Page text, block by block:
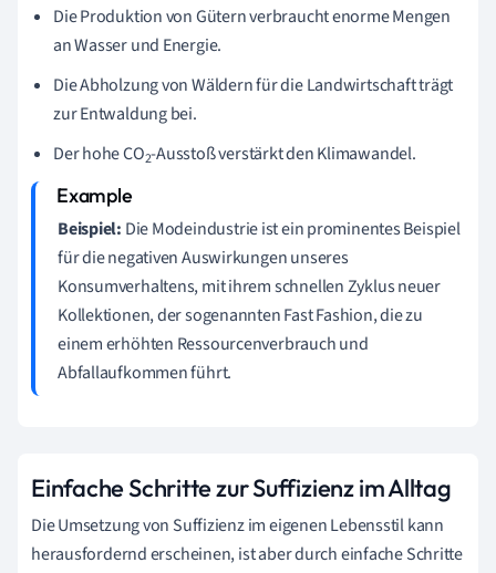
Die Produktion von Gütern verbraucht enorme Mengen
an Wasser und Energie.
Die Abholzung von Wäldern für die Landwirtschaft trägt
zur Entwaldung bei.
Der hohe CO2-Ausstoß verstärkt den Klimawandel.
Beispiel: Die Modeindustrie ist ein prominentes Beispiel
für die negativen Auswirkungen unseres
Konsumverhaltens, mit ihrem schnellen Zyklus neuer
Kollektionen, der sogenannten Fast Fashion, die zu
einem erhöhten Ressourcenverbrauch und
Abfallaufkommen führt.
Einfache Schritte zur Suffizienz im Alltag
Die Umsetzung von Suffizienz im eigenen Lebensstil kann
herausfordernd erscheinen, ist aber durch einfache Schritte